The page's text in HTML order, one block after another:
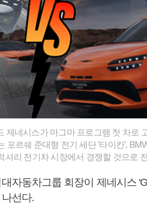
네시스가 마그마 프로그램 첫 차로
포르쉐 준대형 전기 세단 '타이칸',
셔리 전기차 시장에서 경쟁할 것으로
자동차그룹 회장이 제네시스
선다.